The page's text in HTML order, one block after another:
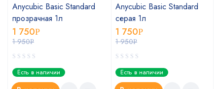
Anycubic Basic Standard
прозрачная 1л
1 950Р
1 750Р
Есть в наличии
Anycubic Basic Standard
серая 1л
1 950Р
1 750Р
Есть в наличии